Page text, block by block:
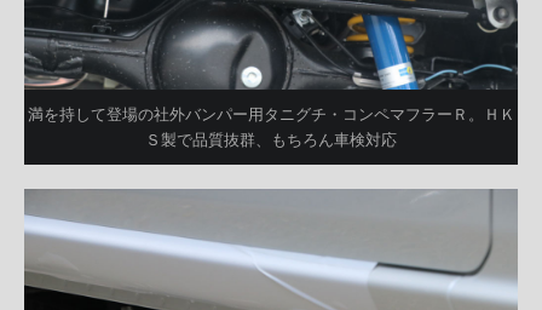
満を持して登場の社外バンパー用タニグチ・コンペマフラーＲ。ＨＫ
Ｓ製で品質抜群、もちろん車検対応